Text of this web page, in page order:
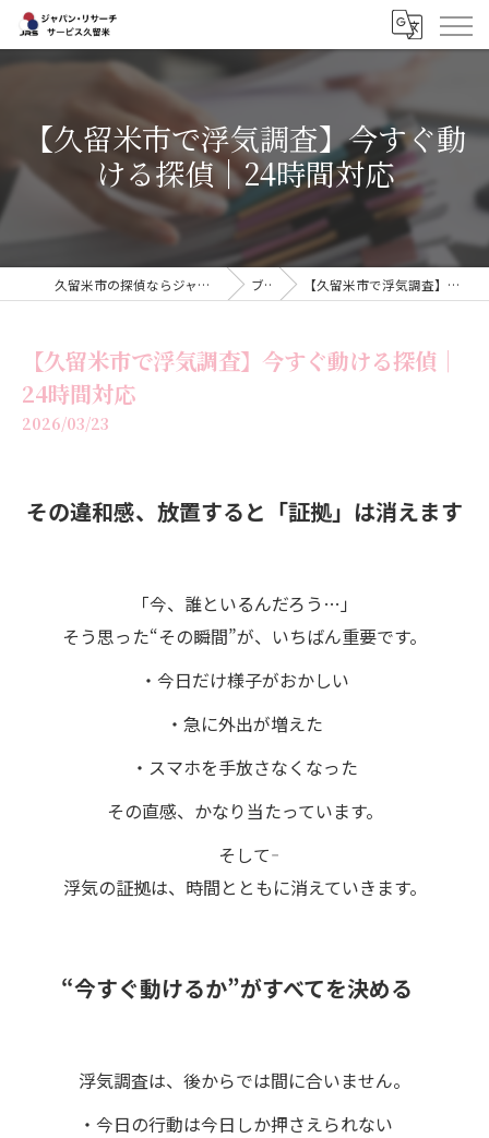
【久留米市で浮気調査】今すぐ動
ける探偵｜24時間対応
久留米市の探偵ならジャパン・リサーチサービス久留米 ブログ 【久留米市で浮気調査】今すぐ動ける探偵｜24時間対応
【久留米市で浮気調査】今すぐ動ける探偵｜
24時間対応
2026/03/23
その違和感、放置すると「証拠」は消えます
「今、誰といるんだろう…」
そう思った“その瞬間”が、いちばん重要です。
・今日だけ様子がおかしい
・急に外出が増えた
・スマホを手放さなくなった
その直感、かなり当たっています。
そして――
浮気の証拠は、時間とともに消えていきます。
“今すぐ動けるか”がすべてを決める
浮気調査は、後からでは間に合いません。
・今日の行動は今日しか押さえられない